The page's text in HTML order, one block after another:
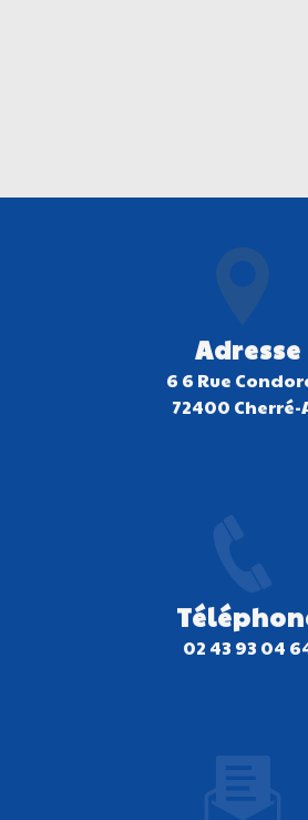
Adresse
6 6 Rue
72400 Cherré-
02 43 93 04